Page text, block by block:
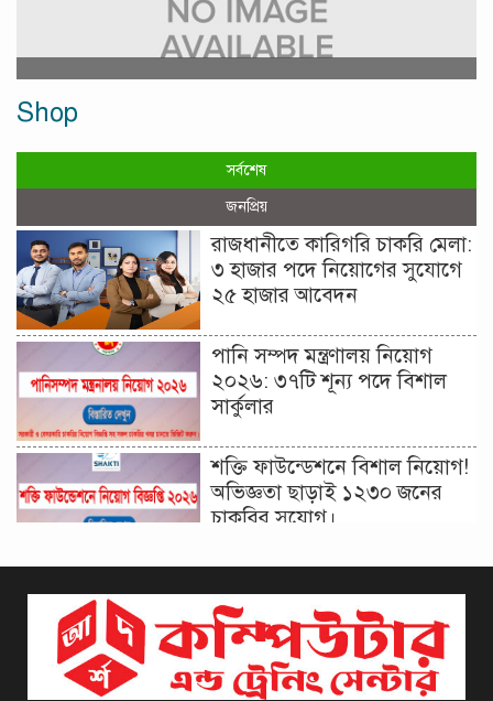
Shop
সর্বশেষ
জনপ্রিয়
রাজধানীতে কারিগরি চাকরি মেলা:
৩ হাজার পদে নিয়োগের সুযোগে
২৫ হাজার আবেদন
পানি সম্পদ মন্ত্রণালয় নিয়োগ
২০২৬: ৩৭টি শূন্য পদে বিশাল
সার্কুলার
শক্তি ফাউন্ডেশনে বিশাল নিয়োগ!
অভিজ্ঞতা ছাড়াই ১২৩০ জনের
চাকরির সুযোগ।
বিজ্ঞপ্তি ২০২৬ | Taxes Zone
Dinajpur Job Circular 2026
বেসরকারি সংস্থা সেতু (SETU)